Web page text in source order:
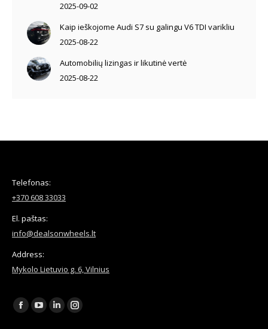
2025-09-02
Kaip ieškojome Audi S7 su galingu V6 TDI varikliu
2025-08-22
Automobilių lizingas ir likutinė vertė
2025-08-22
Telefonas:
+370 608 33033
El. paštas:
info@dealsonwheels.lt
Address:
Mykolo Lietuvio g. 6, Vilnius
Find us on:
FacebookYouTube
LinkedinInstagram